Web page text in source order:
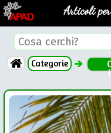
Articoli
Categorie